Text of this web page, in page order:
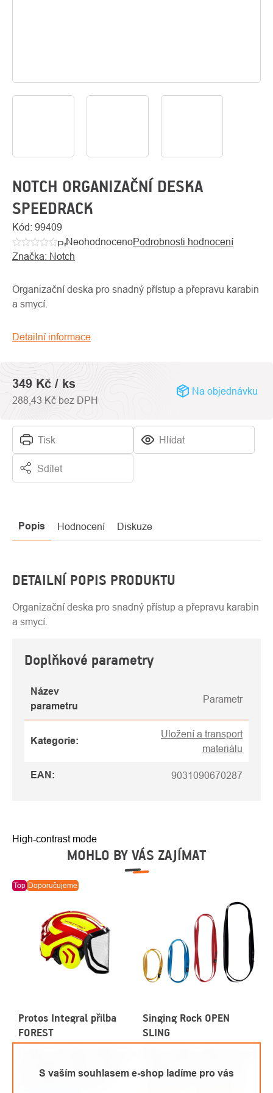
S vaším souhlasem e-shop ladíme pro vás
O
NOTCH ORGANIZAČNÍ DESKA
SPEEDRACK
Kód: 99409
Průměrné
hodnocení
je
5
NeohodnocenoPodrobnosti hodnocení
Značka: Notch
Organizační deska pro snadný přístup a přepravu karabin
a smycí.
Detailní informace
Tisk Hlídat
Sdílet
349 Kč / ks
288,43 Kč bez DPH
Na objednávku
Popis Hodnocení Diskuze
DETAILNÍ POPIS PRODUKTU
Organizační deska pro snadný přístup a přepravu karabin
a smycí.
Doplňkové parametry
Název
parametru
Parametr
Kategorie:
Uložení a transport
materiálu
EAN : 9031090670287
High-contrast mode
MOHLO BY VÁS ZAJÍMAT
Top Doporučujeme
Protos Integral přilba
FOREST
sluchátky a štítem, která
Singing Rock OPEN
SLING
/ délka 60, 80, 120, 150